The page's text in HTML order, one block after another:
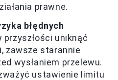
prawne.
błędnych
przyszłości uniknąć
zawsze starannie
wysłaniem przelewu.
ustawienie limitu